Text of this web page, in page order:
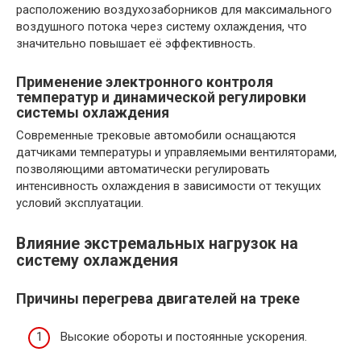
расположению воздухозаборников для максимального
воздушного потока через систему охлаждения, что
значительно повышает её эффективность.
Применение электронного контроля
температур и динамической регулировки
системы охлаждения
Современные трековые автомобили оснащаются
датчиками температуры и управляемыми вентиляторами,
позволяющими автоматически регулировать
интенсивность охлаждения в зависимости от текущих
условий эксплуатации.
Влияние экстремальных нагрузок на
систему охлаждения
Причины перегрева двигателей на треке
Высокие обороты и постоянные ускорения.